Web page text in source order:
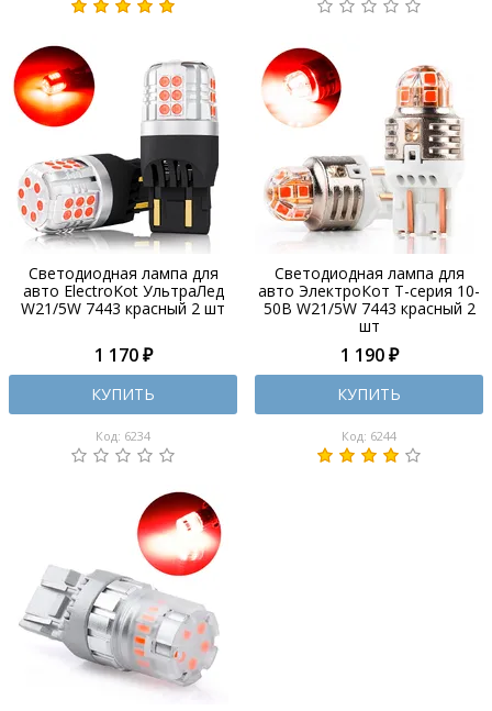
Светодиодная лампа для
авто ElectroKot УльтраЛед
W21/5W 7443 красный 2 шт
1 170 ₽
КУПИТЬ
Код: 6234
Светодиодная лампа для
авто ЭлектроКот Т-серия 10-
50В W21/5W 7443 красный 2
шт
1 190 ₽
КУПИТЬ
Код: 6244